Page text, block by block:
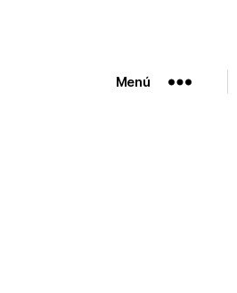
Menú